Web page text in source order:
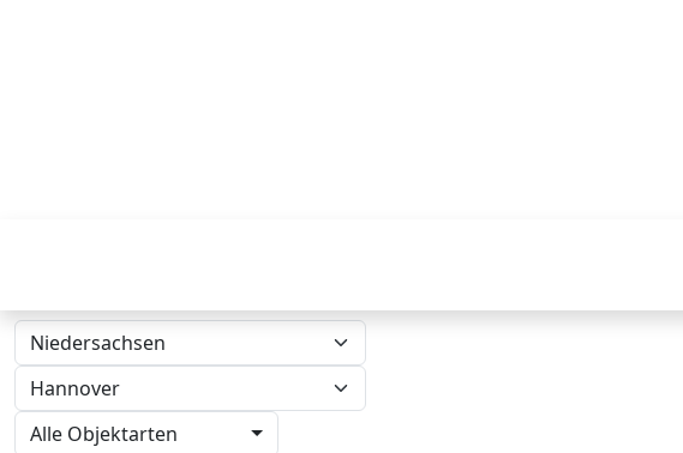
Alle Objektarten